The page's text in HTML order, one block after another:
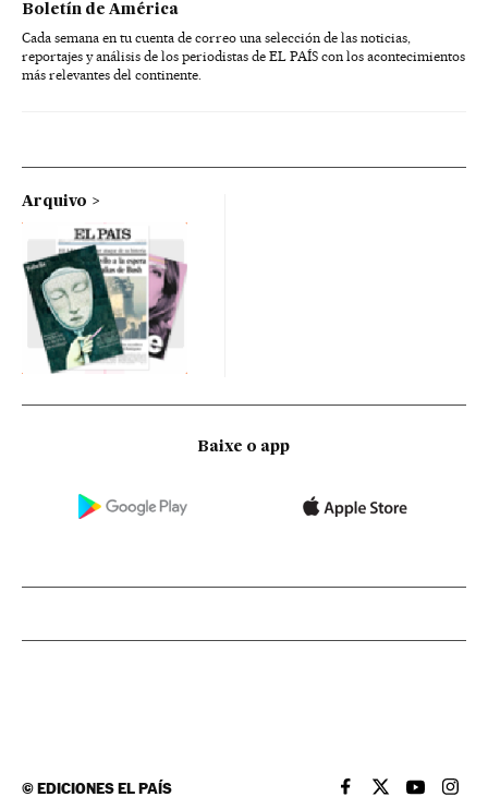
Boletín de América
Cada semana en tu cuenta de correo una selección de las noticias,
reportajes y análisis de los periodistas de EL PAÍS con los acontecimientos
más relevantes del continente.
Arquivo
Baixe o app
©EDICIONES EL PAÍS EL PAÍS BRASIL EN
EL PAÍSEL PAÍS
EL